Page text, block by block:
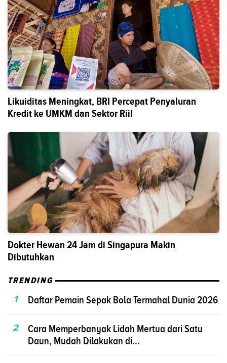
Likuiditas Meningkat, BRI Percepat Penyaluran
Kredit ke UMKM dan Sektor Riil
Dokter Hewan 24 Jam di Singapura Makin
Dibutuhkan
TRENDING
1
Daftar Pemain Sepak Bola Termahal Dunia 2026
2
Cara Memperbanyak Lidah Mertua dari Satu
Daun, Mudah Dilakukan di...